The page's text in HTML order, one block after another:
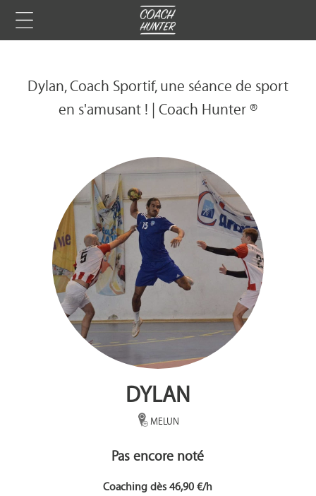
Dylan, Coach Sportif, une séance de sport
en s'amusant ! | Coach Hunter ®
DYLAN
MELUN
Pas encore noté
Coaching dès 46,90 €/h